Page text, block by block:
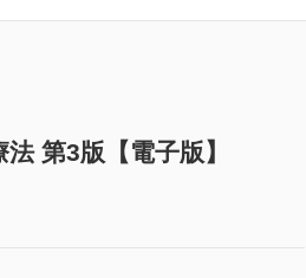
第3版【電子版】